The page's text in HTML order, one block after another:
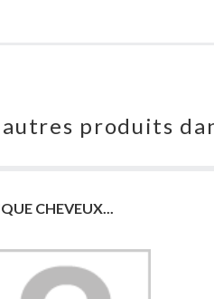
produits
CHEVEUX...